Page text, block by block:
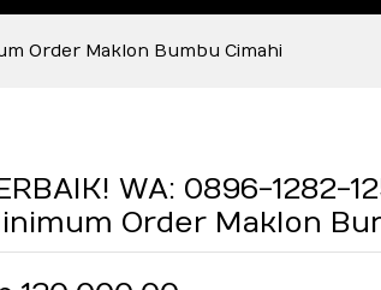
Order Maklon Bumbu Cimahi
WA: 0896-1282-
Order Maklon